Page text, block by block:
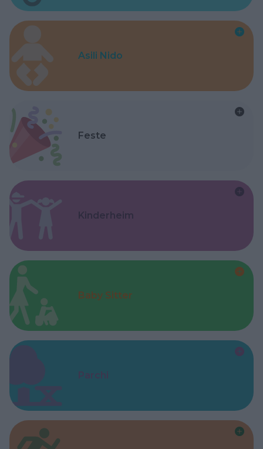
Asili Nido
Feste
Kinderheim
Baby Sitter
Parchi